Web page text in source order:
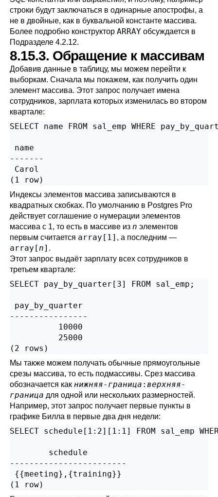
строки будут заключаться в одинарные апострофы, а
не в двойные, как в буквальной константе массива.
Более подробно конструктор ARRAY обсуждается в
Подразделе 4.2.12.
8.15.3. Обращение к массивам
Добавив данные в таблицу, мы можем перейти к
выборкам. Сначала мы покажем, как получить один
элемент массива. Этот запрос получает имена
сотрудников, зарплата которых изменилась во втором
квартале:
SELECT name FROM sal_emp WHERE
name
-------
Carol
(1 row)
Индексы элементов массива записываются в
квадратных скобках. По умолчанию в Postgres Pro
действует соглашение о нумерации элементов
массива с 1, то есть в массиве из n элементов
первым считается array[1] , а последним —
array[n] .
Этот запрос выдаёт зарплату всех сотрудников в
третьем квартале:
SELECT pay_by_quarter[3] FROM sal_emp;
pay_by_quarter
----------------
          10000
          25000
(2 rows)
Мы также можем получать обычные прямоугольные
срезы массива, то есть подмассивы. Срез массива
обозначается как нижняя-граница : верхняя-
граница для одной или нескольких размерностей.
Например, этот запрос получает первые пункты в
графике Билла в первые два дня недели:
SELECT schedule[1:2][1:1] FROM sal_emp
        schedule
------------------------
{{meeting},{training}}
(1 row)